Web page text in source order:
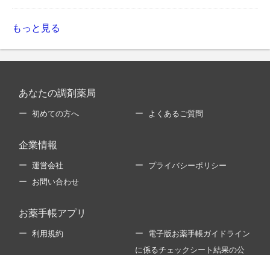
もっと見る
あなたの調剤薬局
初めての方へ よくあるご質問
企業情報
運営会社 プライバシーポリシー
お問い合わせ
お薬手帳アプリ
利用規約 電子版お薬手帳ガイドライン
に係るチェックシート結果の公